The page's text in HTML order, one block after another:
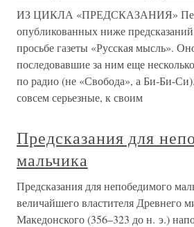
ИЗ ЦИКЛА «ПРЕДСКАЗАНИЯ»
опубликованных ниже
просьбе газеты «Русская мысль».
последовавшие за ним еще
по радио (не «Свобода», а Би-Би-
совсем серьезные, к своим
Предсказания для
мальчика
Предсказания для непобедимого
величайшего властителя Древнего
Македонского (356–323 до н. э.)